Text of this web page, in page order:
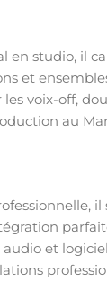
en studio, il
et
voix-off,
au
et